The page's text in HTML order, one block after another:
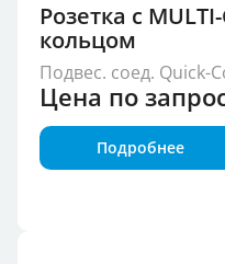
Розетка с
кольцом
Подвес. соед. Quick-
Цена по
Подробнее